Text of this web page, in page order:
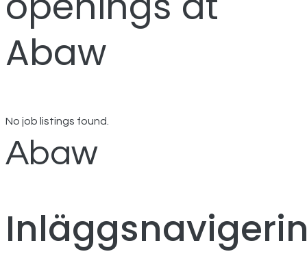
Abaw
No job listings found.
Abaw